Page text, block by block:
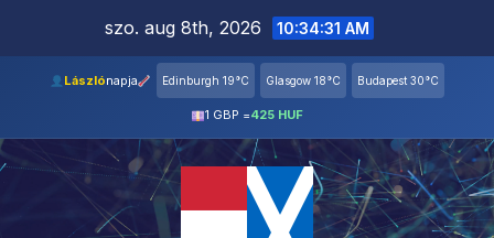
content
szo. aug 8th, 2026 10:34:32 AM
Lászlónapja Edinburgh 19°C Glasgow 18°C Budapest 30°C
1 GBP =425 HUF